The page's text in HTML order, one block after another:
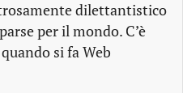
dilettantistico
per il mondo. C’è
si fa Web